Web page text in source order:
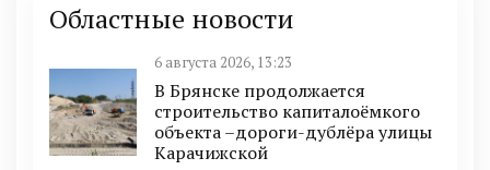
Областные новости
6 августа 2026, 13:23
В Брянске продолжается
строительство капиталоёмкого
объекта –дороги-дублёра улицы
Карачижской